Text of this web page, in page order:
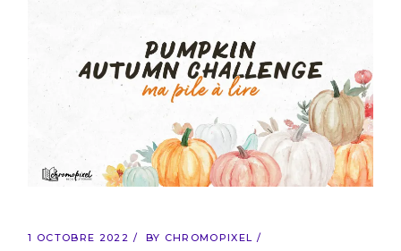
1 OCTOBRE 2022 BY CHROMOPIXEL